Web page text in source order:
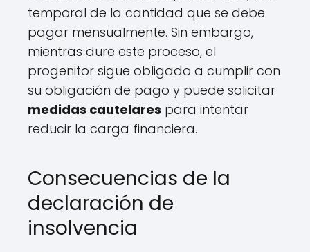
temporal de la cantidad que se debe
pagar mensualmente. Sin embargo,
mientras dure este proceso, el
progenitor sigue obligado a cumplir con
su obligación de pago y puede solicitar
medidas cautelares para intentar
reducir la carga financiera.
Consecuencias de la
declaración de
insolvencia